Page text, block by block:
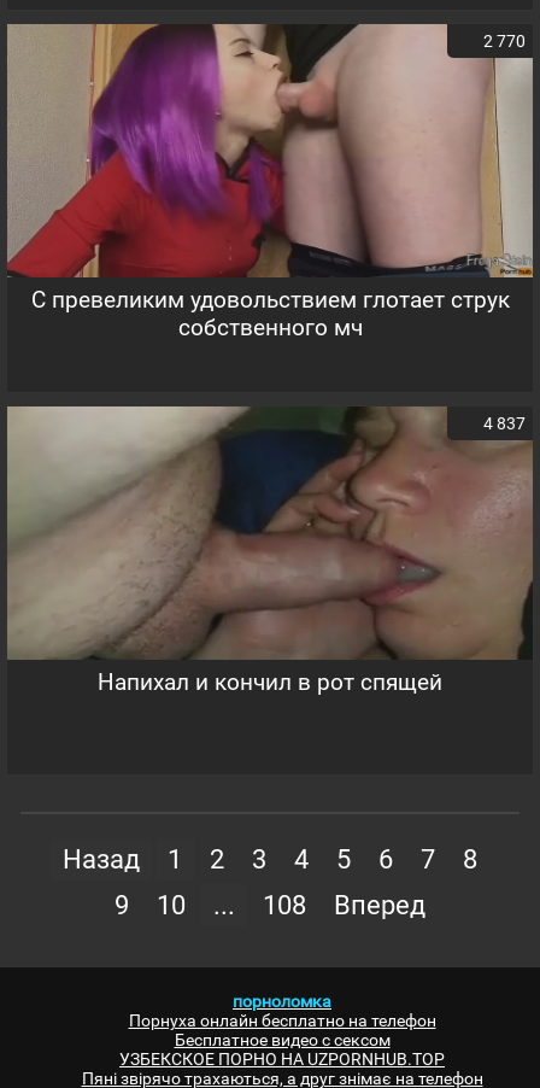
2 770
С превеликим удовольствием глотает струк
собственного мч
4 837
Напихал и кончил в рот спящей
Назад 1 2 3 4 5 6 7
8
9
10 ... 108 Вперед
порноломка
Порнуха онлайн бесплатно на телефон
Бесплатное видео с сексом
УЗБЕКСКОЕ ПОРНО НА UZPORNHUB.TOP
Пяні звірячо трахаються, а друг знімає на телефон